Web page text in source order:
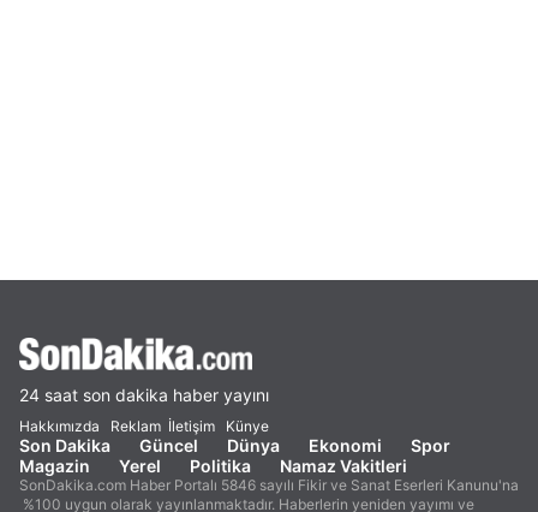
24 saat son dakika haber yayını
Hakkımızda Reklam İletişim Künye
Son Dakika Güncel Dünya Ekonomi
Spor
Magazin
Yerel Politika Namaz Vakitleri
SonDakika.com Haber Portalı 5846 sayılı Fikir ve Sanat Eserleri Kanunu'na
%100 uygun olarak yayınlanmaktadır. Haberlerin yeniden yayımı ve